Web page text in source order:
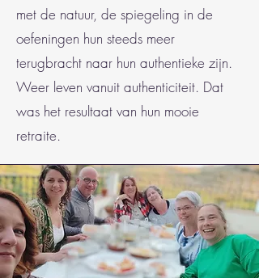
met de natuur, de spiegeling in de
oefeningen hun steeds meer
terugbracht naar hun authentieke zijn.
Weer leven vanuit authenticiteit. Dat
was het resultaat van hun mooie
retraite.